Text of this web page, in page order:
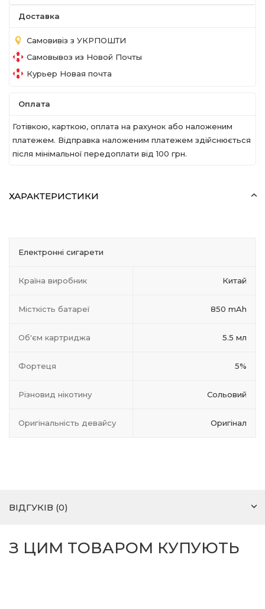
Доставка
Самовивіз з УКРПОШТИ
Самовывоз из Новой Почты
Курьер Новая почта
Оплата
Готівкою, карткою, оплата на рахунок або наложеним
платежем. Відправка наложеним платежем здійснюється
після мінімальної передоплати вiд 100 грн.
ХАРАКТЕРИСТИКИ
Електронні сигарети
Країна виробник Китай
Місткість батареї 850 mAh
Об'єм картриджа 5.5 мл
Фортеця 5%
Різновид нікотину Сольовий
Оригінальність девайсу Оригінал
ВІДГУКІВ (0)
З ЦИМ ТОВАРОМ КУПУЮТЬ